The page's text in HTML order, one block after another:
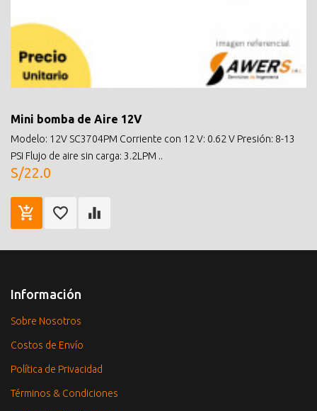
Mini bomba de Aire 12V
Modelo: 12V SC3704PM Corriente con 12 V: 0.62 V Presión: 8-13
PSI Flujo de aire sin carga: 3.2LPM ..
S/22.0
Información
Sobre Nosotros
Costos de Envío
Política de Privacidad
Términos & Condiciones